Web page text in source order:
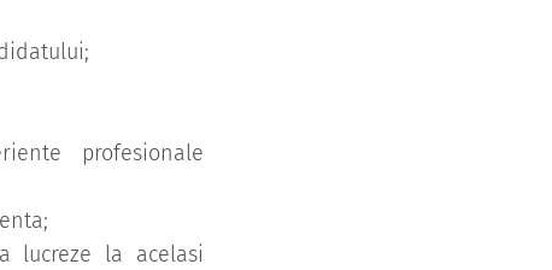
profesionale
lucreze la acelasi